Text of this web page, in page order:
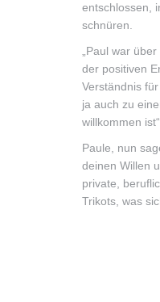
entschlossen,
schnüren.
„Paul war
der positiven
Verständnis
ja auch zu
willkommen
Paule, nun
deinen Willen
private,
Trikots, was